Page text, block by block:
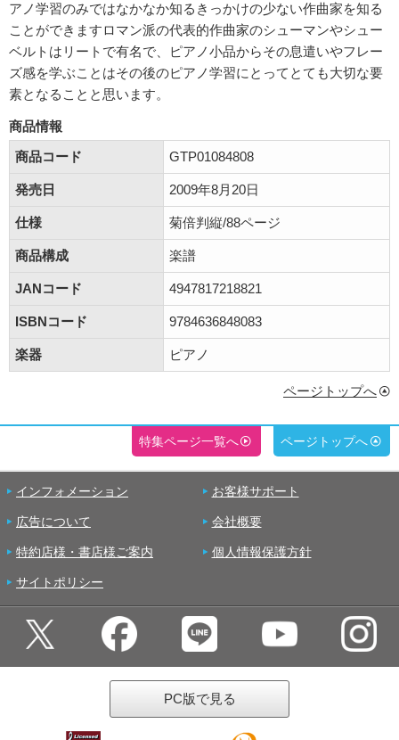
アノ学習のみではなかなか知るきっかけの少ない作曲家を知る
ことができますロマン派の代表的作曲家のシューマンやシュー
ベルトはリートで有名で、ピアノ小品からその息遣いやフレー
ズ感を学ぶことはその後のピアノ学習にとってとても大切な要
素となることと思います。
商品情報
商品コード
GTP01084808
発売日 2009年8月20日
仕様 菊倍判縦/88ページ
商品構成 楽譜
JANコード 4947817218821
ISBNコード 9784636848083
楽器 ピアノ
ページトップへ
特集ページ一覧へ ページトップへ
インフォメーション お客様サポート
広告について 会社概要
特約店様・書店様ご案内 個人情報保護方針
サイトポリシー
PC版で見る